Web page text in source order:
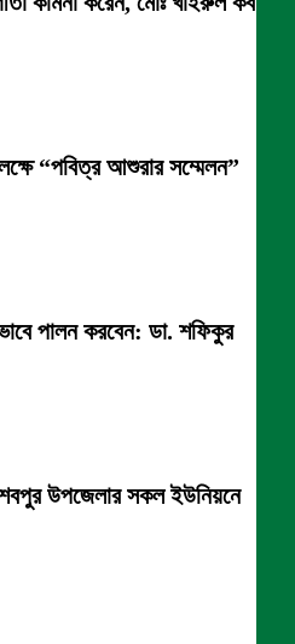
“পবিত্র আশুরার সম্মেলন”
পালন করবেন: ডা. শফিকুর
উপজেলার সকল ইউনিয়নে